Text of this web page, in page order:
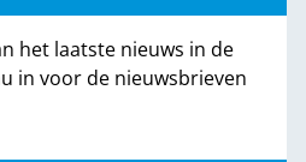
het laatste nieuws in de
in voor de nieuwsbrieven